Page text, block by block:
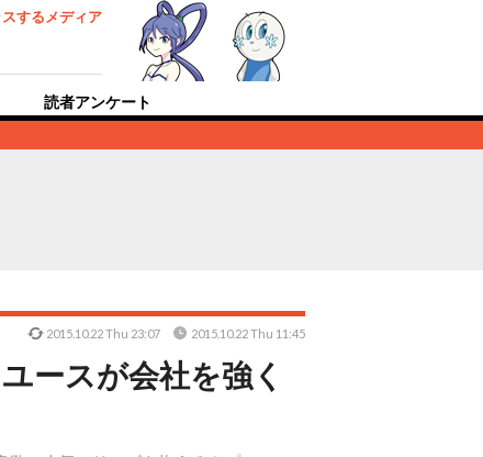
するメディア
読者アンケート
ースが会社を強く
2015.10.22 Thu 23:07 2015.10.22 Thu 11:45